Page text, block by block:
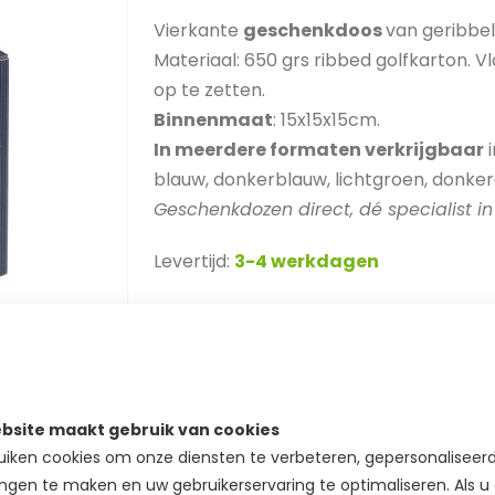
maakt gebruik van cookies
cookies om onze diensten te verbeteren,
te maken en uw gebruikerservaring te optimaliseren. Als u
Vierkante geschenkdoosvan
Materiaal: 650 grs ribbed golfkarton.
op te zetten.
Binnenmaat: 15x15x15cm.
In meerdere formaten verkrijgbaar
blauw, donkerblauw, lichtgroen,
Geschenkdozen direct, dé specialist
Levertijd: 3-4 werkdagen
Extra staffelkorting